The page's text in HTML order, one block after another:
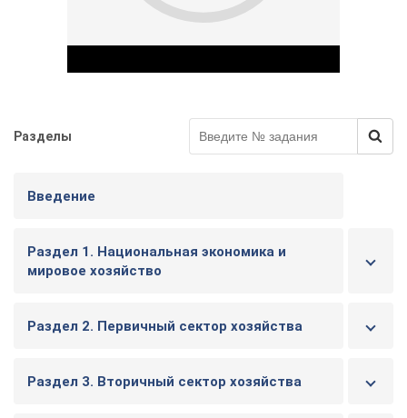
Разделы
Введение
Раздел 1. Национальная экономика и
мировое хозяйство
Раздел 2. Первичный сектор хозяйства
Раздел 3. Вторичный сектор хозяйства